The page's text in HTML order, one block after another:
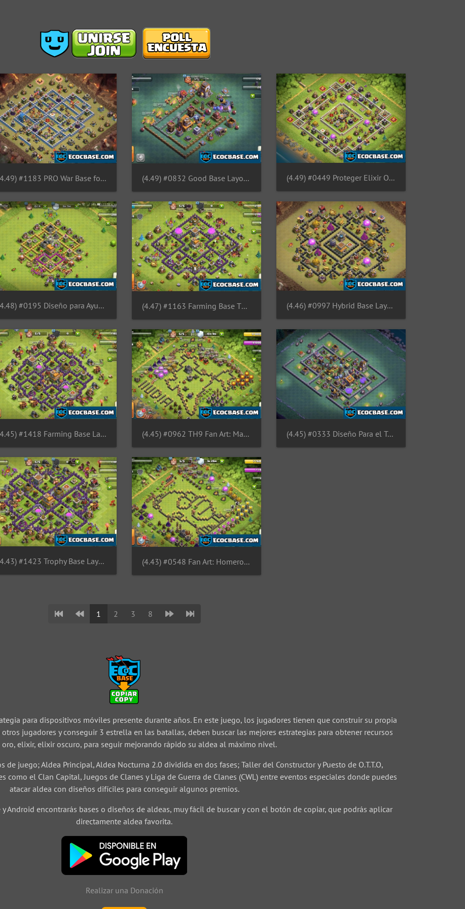
(4.49) #1183 PRO War Base for TH12, Diseño PRO Guerra Ayuntamiento 12 (4.49) #0832 Good Base Layout for BH4, Diseño Taller Nivel 4, Aldea Nocturna (4.49) #0449 Proteger Elixir Oscuro TH11, Farming Base layout Dark Elixir
(4.48) #0195 Diseño para Ayuntamiento 6 by Alan y Sebas Show (4.47) #1163 Farming Base TH7, Diseño Proteger Elixir Oscuro Ayuntamiento 7 (4.46) #0997 Hybrid Base Layout TH8, Diseño Hibrido Para Ayuntamiento 8
(4.45) #1418 Farming Base Layout for TH7, Diseño Ayuntamiento 7 (4.45) #0962 TH9 Fan Art: Map of India Base Layout for Town Hall 9, Asia (4.45) #0333 Diseño Para el Taller del Constructor 8, Builder Hall 8 Base Layout
(4.43) #1423 Trophy Base Layout TH7, Diseño Subida de Copas Ayuntamiento 7 (4.43) #0548 Fan Art: Homero Simpson Ayuntamiento 9, Homer Simpson Layout TH9
1 2 3 8
para dispositivos móviles presente durante años. En este juego, los jugadores tienen que construir su propia
jugadores y conseguir 3 estrella en las batallas, deben buscar las mejores estrategias para obtener recursos
elixir, elixir oscuro, para seguir mejorando rápido su aldea al máximo nivel.
de juego; Aldea Principal, Aldea Nocturna 2.0 dividida en dos fases; Taller del Constructor y Puesto de O.T.T.O,
el Clan Capital, Juegos de Clanes y Liga de Guerra de Clanes (CWL) entre eventos especiales donde puedes
atacar aldea con diseños difíciles para conseguir algunos premios.
Android encontrarás bases o diseños de aldeas, muy fácil de buscar y con el botón de copiar, que podrás aplicar
directamente aldea favorita.
Realizar una Donación